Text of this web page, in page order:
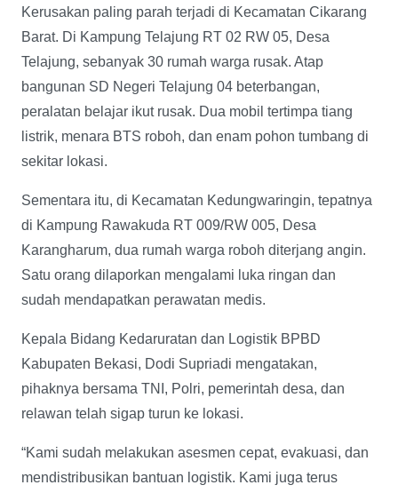
Kerusakan paling parah terjadi di Kecamatan Cikarang
Barat. Di Kampung Telajung RT 02 RW 05, Desa
Telajung, sebanyak 30 rumah warga rusak. Atap
bangunan SD Negeri Telajung 04 beterbangan,
peralatan belajar ikut rusak. Dua mobil tertimpa tiang
listrik, menara BTS roboh, dan enam pohon tumbang di
sekitar lokasi.
Sementara itu, di Kecamatan Kedungwaringin, tepatnya
di Kampung Rawakuda RT 009/RW 005, Desa
Karangharum, dua rumah warga roboh diterjang angin.
Satu orang dilaporkan mengalami luka ringan dan
sudah mendapatkan perawatan medis.
Kepala Bidang Kedaruratan dan Logistik BPBD
Kabupaten Bekasi, Dodi Supriadi mengatakan,
pihaknya bersama TNI, Polri, pemerintah desa, dan
relawan telah sigap turun ke lokasi.
“Kami sudah melakukan asesmen cepat, evakuasi, dan
mendistribusikan bantuan logistik. Kami juga terus